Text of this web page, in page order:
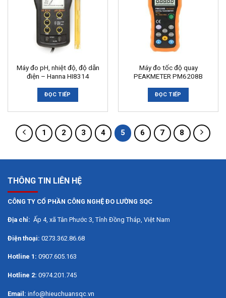
Máy đo pH, nhiệt độ, độ dẫn
điện – Hanna HI8314
ĐỌC TIẾP
Máy đo tốc độ quay
PEAKMETER PM6208B
ĐỌC TIẾP
1 2 3 4 5 6 7 8
THÔNG TIN LIÊN HỆ
CÔNG TY CỔ PHẦN CÔNG NGHỆ ĐO LƯỜNG SQC
Địa chỉ: Ấp 4, xã Tân Phước 3, Tỉnh Đồng Tháp, Việt Nam
Điện thoại: 0273.362.86.68
Hotline 1: 0907.605.163
Hotline 2: 0974.201.745
Email: info@hieuchuansqc.vn